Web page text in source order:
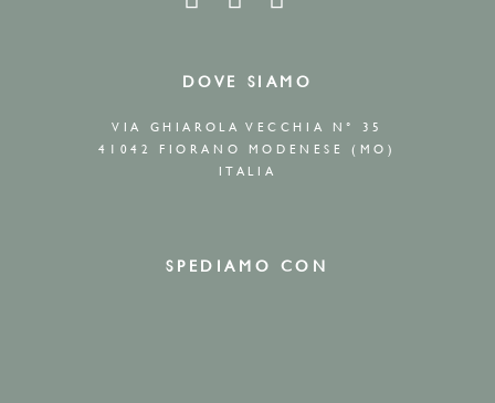
DOVE SIAMO
VIA GHIAROLA VECCHIA N° 35
41042 FIORANO MODENESE (MO)
ITALIA
SPEDIAMO CON